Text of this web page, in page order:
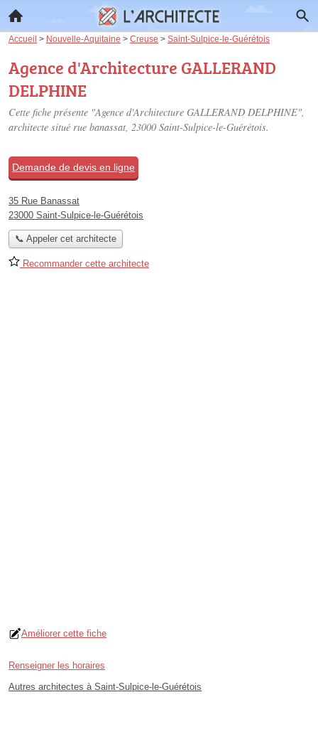
Accueil > Nouvelle-Aquitaine > Creuse > Saint-Sulpice-le-Guérétois
Agence d'Architecture GALLERAND
DELPHINE
Cette fiche présente "Agence d'Architecture GALLERAND DELPHINE",
architecte situé rue banassat, 23000 Saint-Sulpice-le-Guérétois.
Demande de devis en ligne
35 Rue Banassat
23000 Saint-Sulpice-le-Guérétois
📞 Appeler cet architecte
Recommander cette architecte
Améliorer cette fiche
Renseigner les horaires
Autres architectes à Saint-Sulpice-le-Guérétois